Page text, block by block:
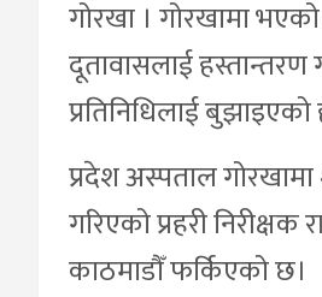
गोरखा । गोरखामा
दूतावासलाई
प्रतिनिधिलाई बुझाइएको
प्रदेश अस्पताल
गरिएको प्रहरी
काठमाडौँ फर्किएको छ।